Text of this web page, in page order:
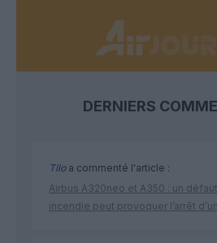
DERNIERS
Tiloa commenté l'article :
Airbus A320neo et A350 : un
incendie peut provoquer l’arrêt